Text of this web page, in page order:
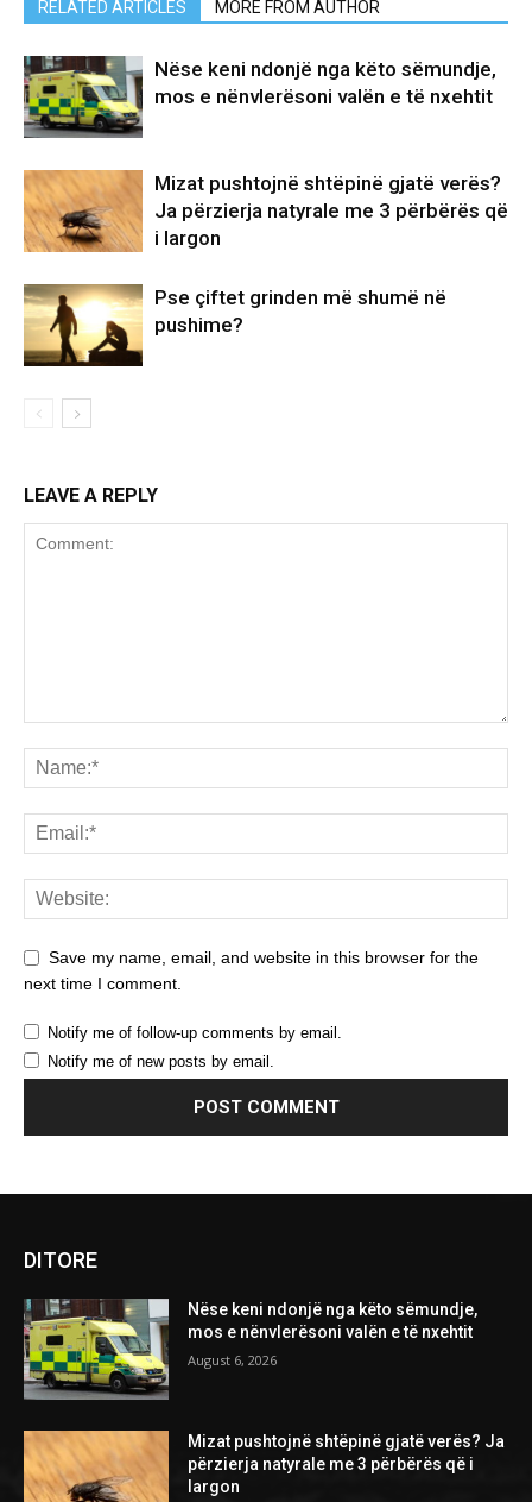
RELATED ARTICLES MORE FROM AUTHOR
Nëse keni ndonjë nga këto sëmundje,
mos e nënvlerësoni valën e të nxehtit
Mizat pushtojnë shtëpinë gjatë verës?
Ja përzierja natyrale me 3 përbërës që
i largon
Pse çiftet grinden më shumë në
pushime?
LEAVE A REPLY
Save my name, email, and website in this browser for the
next time I comment.
Notify me of follow-up comments by email.
Notify me of new posts by email.
DITORE
Nëse keni ndonjë nga këto sëmundje,
mos e nënvlerësoni valën e të nxehtit
August 6, 2026
Mizat pushtojnë shtëpinë gjatë verës? Ja
përzierja natyrale me 3 përbërës që i
largon